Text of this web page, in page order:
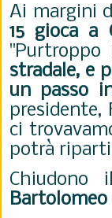
Ai margini
15 gioca a
"Purtroppo
stradale, e
un passo
presidente,
ci
potrà
Bartolomeo